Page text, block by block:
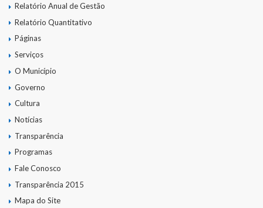
Relatório Anual de Gestão
Relatório Quantitativo
Páginas
Serviços
O Município
Governo
Cultura
Notícias
Transparência
Programas
Fale Conosco
Transparência 2015
Mapa do Site